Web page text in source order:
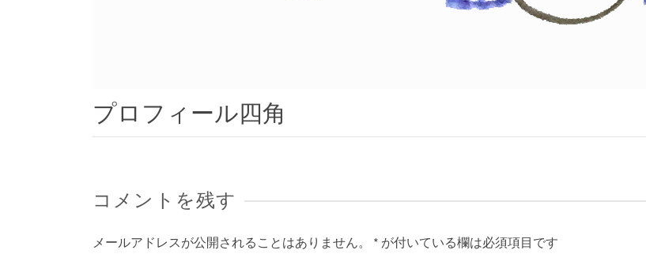
プロフィール四角
コメントを残す
メールアドレスが公開されることはありません。 * が付いている欄は必須項目です